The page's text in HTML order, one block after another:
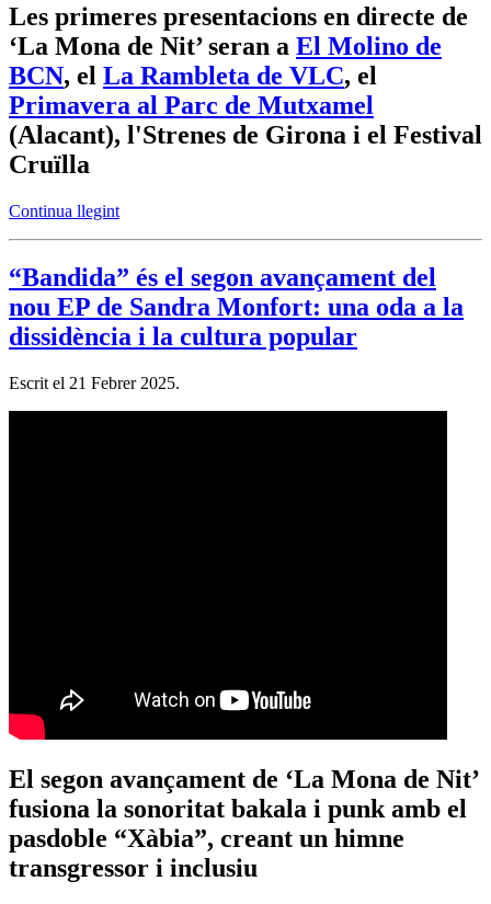
Les primeres presentacions en directe de
‘La Mona de Nit’ seran a El Molino de
BCN, el La Rambleta de VLC, el
Primavera al Parc de Mutxamel
(Alacant), l'Strenes de Girona i el Festival
Cruïlla
Continua llegint
“Bandida” és el segon avançament del
nou EP de Sandra Monfort: una oda a la
dissidència i la cultura popular
Escrit el 21 Febrer 2025.
El segon avançament de ‘La Mona de Nit’
fusiona la sonoritat bakala i punk amb el
pasdoble “Xàbia”, creant un himne
transgressor i inclusiu